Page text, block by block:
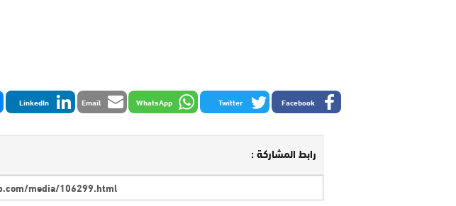
Facebook
Twitter
WhatsApp
Email
LinkedIn
رابط المشاركة :